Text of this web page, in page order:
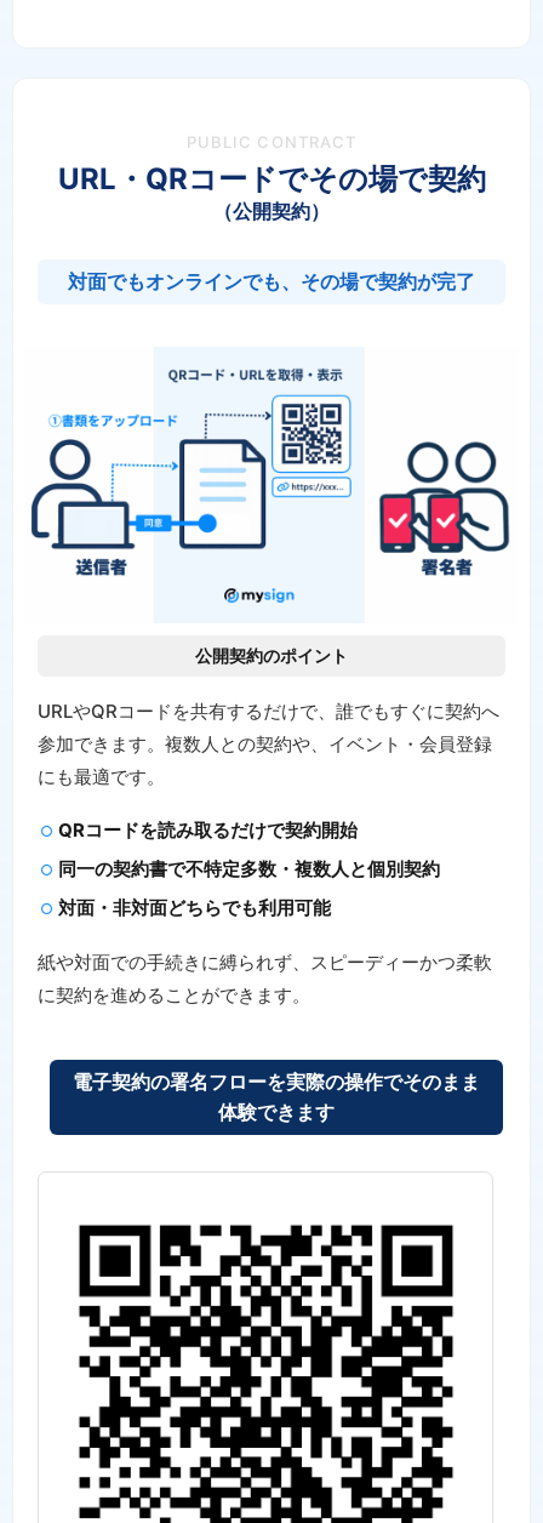
PUBLIC CONTRACT
URL・QRコードでその場で契約
（公開契約）
対面でもオンラインでも、その場で契約が完了
公開契約のポイント
URLやQRコードを共有するだけで、誰でもすぐに契約へ
参加できます。複数人との契約や、イベント・会員登録
にも最適です。
QRコードを読み取るだけで契約開始
同一の契約書で不特定多数・複数人と個別契約
対面・非対面どちらでも利用可能
紙や対面での手続きに縛られず、スピーディーかつ柔軟
に契約を進めることができます。
電子契約の署名フローを実際の操作でそのまま
体験できます